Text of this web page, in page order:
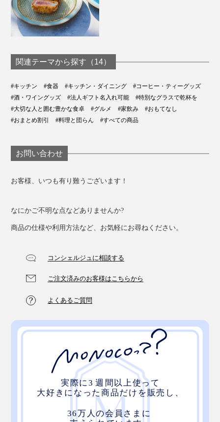
関連テーマから探す（14）
#キッチン #食器 #キッチン・ダイニング
#コーヒー・ティーグッズ
#酒・ワイングッズ
#法人ギフト名入れ可能
#特別なグラスで乾杯を
#大切な人と囲む豊かな食卓
#グルメ #家飲み
#おもてなし
#おまとめ割引
#料理と団らん #すべての商品
お問い合わせ
お客様、いつも有り難うございます！
なにかご不明な点などありませんか?
商品の仕様や利用方法など、お気軽にお尋ねください。
コンシェルジュに相談する
ご注文済みのお客様はこちらから
よくあるご質問